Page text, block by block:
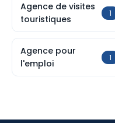
Agence de visites
touristiques
1
Agence pour
l'emploi
1